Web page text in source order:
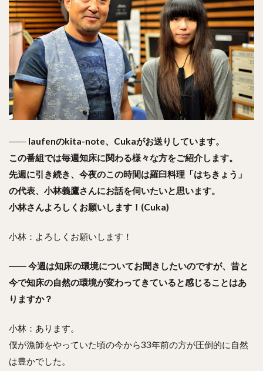
―― laufenのkita-note、Cukaがお送りしています。
この番組では毎週知床に関わる様々な方をご紹介します。
先週に引き続き、今夜のこの時間は羅臼料理「はちきょう」
の代表、小林義鷹さんにお話を伺いたいと思います。
小林さんよろしくお願いします！(Cuka)
小林：よろしくお願いします！
――今週は知床の環境についてお聞きしたいのですが、昔と
今で知床の自然の環境が変わってきていると感じることはあ
りますか？
小林：あります。
僕が漁師をやっていた頃の今から33年前の方が圧倒的に自然
は豊かでした。